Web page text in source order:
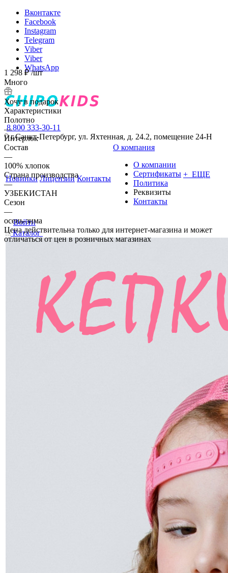
Вконтакте
Facebook
Instagram
Telegram
Viber
Viber
WhatsApp
8 800 333-30-11
г.Санкт-Петербург, ул. Яхтенная, д. 24.2, помещение 24-Н
Новинки Лицензии Контакты
О компания
О компании
Сертификаты
Политика
Реквизиты
Контакты
+ ЕЩЕ
Войти
Каталог
1 298 ₽ /шт
Много
Хочу в подарок
Характеристики
Полотно
—
Интерлок
Состав
—
100% хлопок
Страна производства
—
УЗБЕКИСТАН
Сезон
—
осень-зима
Цена действительна только для интернет-магазина и может
отличаться от цен в розничных магазинах